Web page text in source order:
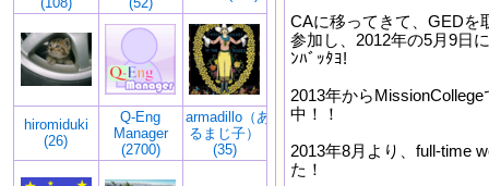
hiromiduki
(26)
Q-Eng
Manager
(2700)
armadillo（あ
るまじ子）
(35)
CAに移ってきて、GEDを
参加し、2012年の5月9日
ﾝﾊﾞｯﾀﾖ!
2013年から
中！！
2013年8月より、full-time
た！